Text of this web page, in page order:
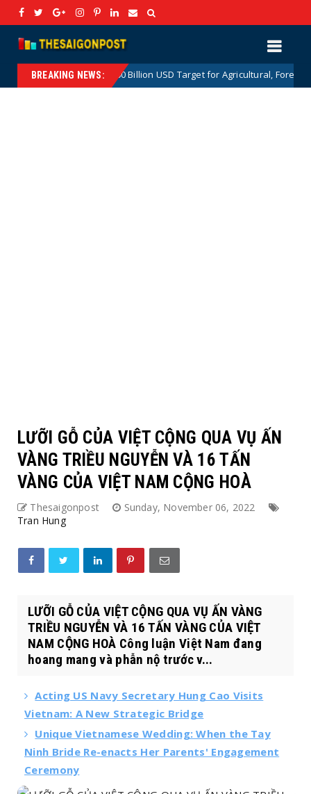
BREAKING NEWS:
The 100 Billion USD Target for Agricultural, Forestry and
LƯỠI GỖ CỦA VIỆT CỘNG QUA VỤ ẤN
VÀNG TRIỀU NGUYỄN VÀ 16 TẤN
VÀNG CỦA VIỆT NAM CỘNG HOÀ
Thesaigonpost
Sunday, November 06, 2022
Tran Hung
LƯỠI GỖ CỦA VIỆT CỘNG QUA VỤ ẤN VÀNG
TRIỀU NGUYỄN VÀ 16 TẤN VÀNG CỦA VIỆT
NAM CỘNG HOÀ Công luận Việt Nam đang
hoang mang và phẫn nộ trước v...
Acting US Navy Secretary Hung Cao Visits
Vietnam: A New Strategic Bridge
Unique Vietnamese Wedding: When the Tay
Ninh Bride Re-enacts Her Parents' Engagement
Ceremony